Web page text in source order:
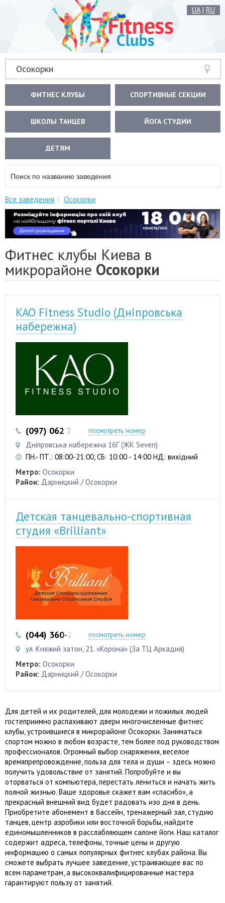
UA| RU
Осокорки
ФИТНЕС КЛУБЫ СПОРТИВНЫЕ СЕКЦИИ
ШКОЛЫ ТАНЦЕВ ЙОГА СТУДИИ
ДЕТЯМ
Все заведения Осокорки
Фитнес клубы Киева в
микрорайоне Осокорки
KAO Fitness Studio (Дніпровська
набережна)
(097) 062 75 15посмотреть номер
Дніпровська набережна 16Г (ЖК Seven)
ПН.- ПТ.: 08:00-21:00, СБ: 10:00 - 14:00 НД: вихідний
Метро: Осокорки
Район: Дарницкий / Осокорки
Детская танцевально-спортивная
студия «Brilliant»
(044) 360-27-80 (097) 225-14-94
посмотреть номер
ул. Княжий затон, 21. «Корона» (За ТЦ Аркадия)
Метро: Осокорки
Район: Дарницкий / Осокорки
Для детей и их родителей, для молодежи и пожилых людей
гостеприимно распахивают двери многочисленные фитнес
клубы, устроившиеся в микрорайоне Осокорки. Заниматься
спортом можно в любом возрасте, тем более под руководством
профессионалов. Огромный выбор снаряжения, веселое
времяпрепровождение, польза для тела и души – здесь можно
получить удовольствие от занятий. Попробуйте и вы
оторваться от компьютера, перестать лениться и начать жить
полной жизнью. Ваше здоровье скажет вам «спасибо», а
прекрасный внешний вид будет радовать изо дня в день.
Приобретите абонемент в бассейн, тренажерный зал, студию
танцев, центр аэробики или восточной борьбы, найдите
единомышленников в расслабляющем салоне йоги. Наш каталог
содержит адреса, телефоны, точные цены и другую
информацию о самых популярных фитнес клубах района. Вы
сможете выбрать лучшее заведение, устраивающее вас по
всем параметрам, а высококвалифицированные мастера
гарантируют пользу от занятий.